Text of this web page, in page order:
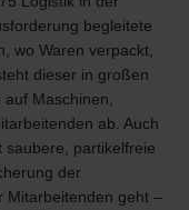
begleitete
wo Waren verpackt,
dieser in großen
Maschinen,
ab. Auch
saubere, partikelfreie
der
Mitarbeitenden geht –